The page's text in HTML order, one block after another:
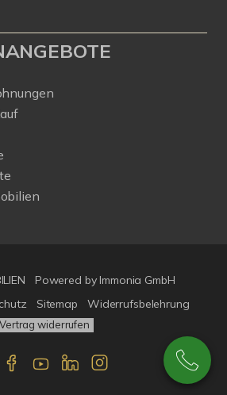
Powered by Immonia GmbH
Sitemap Widerrufsbelehrung
Vertrag widerrufen